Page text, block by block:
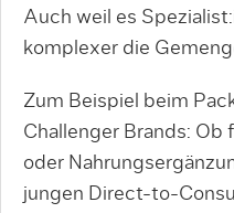
Auch weil es
komplexer die
Zum Beispiel beim
Challenger Brands:
oder
jungen Direct-to-